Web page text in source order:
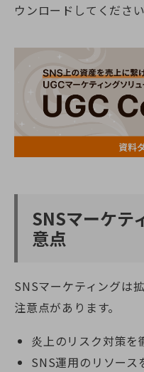
ウンロードしてください
SNSマーケテ
意点
SNSマーケティングは
注意点があります。
炎上のリスク対策を
SNS運用のリソース